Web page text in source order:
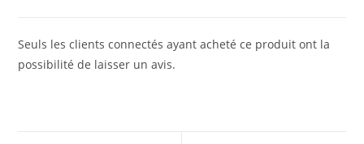
Seuls les clients connectés ayant acheté ce produit ont la
possibilité de laisser un avis.